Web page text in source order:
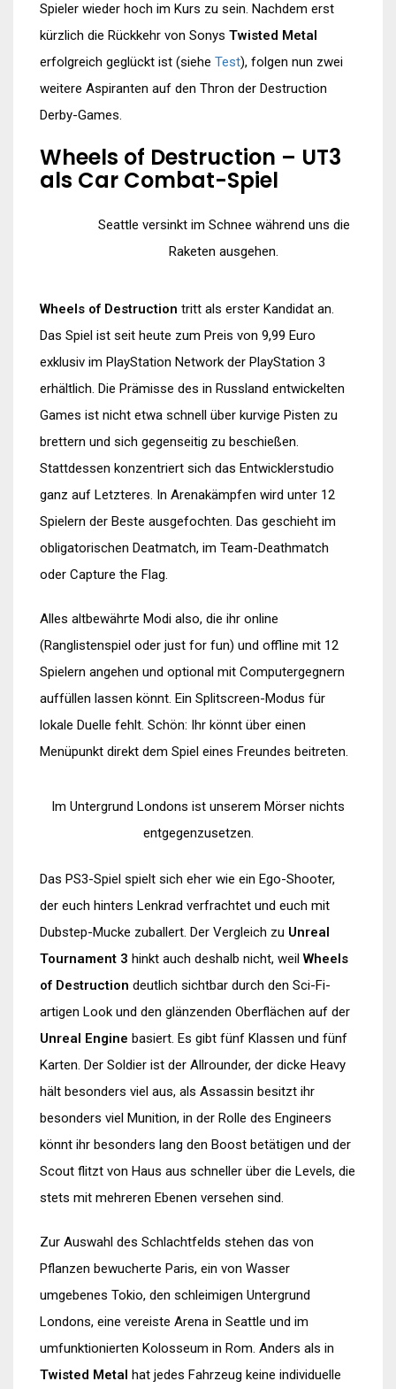
Spieler wieder hoch im Kurs zu sein. Nachdem erst
kürzlich die Rückkehr von Sonys Twisted Metal
erfolgreich geglückt ist (siehe Test), folgen nun zwei
weitere Aspiranten auf den Thron der Destruction
Derby-Games.
Wheels of Destruction – UT3
als Car Combat-Spiel
Seattle versinkt im Schnee während uns die
Raketen ausgehen.
Wheels of Destruction tritt als erster Kandidat an.
Das Spiel ist seit heute zum Preis von 9,99 Euro
exklusiv im PlayStation Network der PlayStation 3
erhältlich. Die Prämisse des in Russland entwickelten
Games ist nicht etwa schnell über kurvige Pisten zu
brettern und sich gegenseitig zu beschießen.
Stattdessen konzentriert sich das Entwicklerstudio
ganz auf Letzteres. In Arenakämpfen wird unter 12
Spielern der Beste ausgefochten. Das geschieht im
obligatorischen Deatmatch, im Team-Deathmatch
oder Capture the Flag.
Alles altbewährte Modi also, die ihr online
(Ranglistenspiel oder just for fun) und offline mit 12
Spielern angehen und optional mit Computergegnern
auffüllen lassen könnt. Ein Splitscreen-Modus für
lokale Duelle fehlt. Schön: Ihr könnt über einen
Menüpunkt direkt dem Spiel eines Freundes beitreten.
Im Untergrund Londons ist unserem Mörser nichts
entgegenzusetzen.
Das PS3-Spiel spielt sich eher wie ein Ego-Shooter,
der euch hinters Lenkrad verfrachtet und euch mit
Dubstep-Mucke zuballert. Der Vergleich zu Unreal
Tournament 3 hinkt auch deshalb nicht, weilWheels
of Destruction deutlich sichtbar durch den Sci-Fi-
artigen Look und den glänzenden Oberflächen auf der
Unreal Engine basiert. Es gibt fünf Klassen und fünf
Karten. Der Soldier ist der Allrounder, der dicke Heavy
hält besonders viel aus, als Assassin besitzt ihr
besonders viel Munition, in der Rolle des Engineers
könnt ihr besonders lang den Boost betätigen und der
Scout flitzt von Haus aus schneller über die Levels, die
stets mit mehreren Ebenen versehen sind.
Zur Auswahl des Schlachtfelds stehen das von
Pflanzen bewucherte Paris, ein von Wasser
umgebenes Tokio, den schleimigen Untergrund
Londons, eine vereiste Arena in Seattle und im
umfunktionierten Kolosseum in Rom. Anders als in
Twisted Metal hat jedes Fahrzeug keine individuelle